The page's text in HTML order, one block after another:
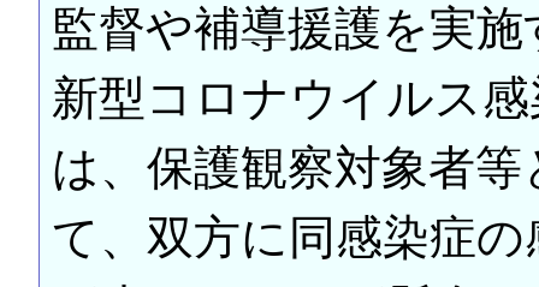
監督や補導援護を実
新型コロナウイルス
は、保護観察対象者
て、双方に同感染症